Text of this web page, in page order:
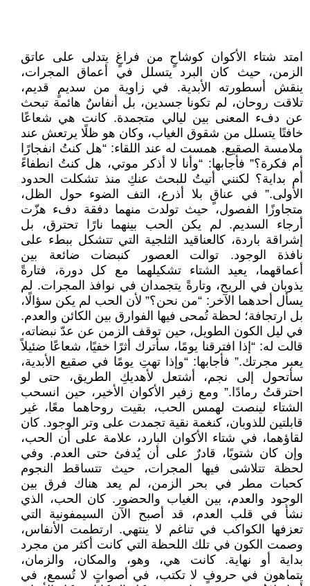
امتد شتاء الأكوان كوشاحٍ من فراغٍ يتدلى على عاتق
الزمن، حيث كان البرد يتسلل في أعماق المجرات،
ينقش أسطورته الأبدية. في زاوية من سديمٍ قديم،
تلاقت روحان، لم تكونا جسدين، بل أنفاسٌ هائمة تبحث
عن دفء المعنى بين ليالي متجمدة. كانت هي شعاعًا
خافتًا يتسلل من شقوق الغياب، وكان هو ظلًا يرتعش عند
ملامسة الصقيع. همست له عند اللقاء: “هل كنتُ انفجارًا
أم فكرة؟” فأجابها: “وأنا لا أذكر موتي، هل كنتُ انطفاءً
أم بداية؟ لكنني أتيتُ للبحث عنكِ منذ تشكلت الحدود
الأولى.” في عناقٍ بلا أذرع، التف الضوء حول الظل،
متجاوزًا الفصول، حيث تولدت منهما دفقة دفء هزّت
أرجاء السديم. لم يكن الحب بينهما نارًا تحترق، بل
إشراقة باردة، كالعناقيد الثلجية التي تتشكل ببطء على
نافذة الوجود. توالت العصور كنبضات ضائعة بين
أعماقهما، يعيد الشتاء تشكيلهما مع كل دورة، فتارةً
يذوبان في الريح، وتارةً يتجمدان في نوافذ المجرات. لم
يسأل أحدهما الآخر: “من نحن؟” لأن الحب لم يكن سؤالًا،
بل ارتجافة؛ لحظة تُمحى فيها الفوارق بين الكائن والعدم.
في ليل الكون الطويل، حين توقف الزمن عن عدّ نبضاته،
قالت له: “إذا افترقنا يومًا، سأترك أثرًا خفيًا، شعاعًا ضئيلاً
يعبر مجرتك.” فأجابها: “وإذا تهتِ يومًا في صقيع الأبدية،
سأتحول إلى نجم، أشتعل لأهديكِ الطريق، حتى لو
احترقتُ رمادًا.” ومع زفير الأكوان الأخير، حين انسحب
الشتاء لينصت لهمس الحب، بقيت روحاهما معًا، غير
قابلتين للذوبان، كنغمة نقية تجمدت على وتر الوجود. كان
لقاؤهما، في شتاء الأكوان البارد، علامة على أن الحب،
وإن كان شتويًا، قادرٌ على أن يُدفئ حتى العدم. وفي
لحظة تتلاشى فيها المجرات، حيث تتساقط النجوم
كحبات مطر في بحر الزمن، لم يعد هناك فرق بين
الوجود والعدم، بين الغياب والحضور. كان الحب، الذي
نشأ في قلب العدم، قد أصبح الآن السيمفونية التي
تعزفها الكواكب في تناغم لا ينتهي. ارتطمت الأنفاس،
وصمت الكون في تلك اللحظة التي كانت أكثر من مجرد
بداية أو نهاية. كانت هي، وهو، والمكان، والزمان،
يتماهون في حروفٍ لا تكتب، في أصواتٍ لا تُسمع، في